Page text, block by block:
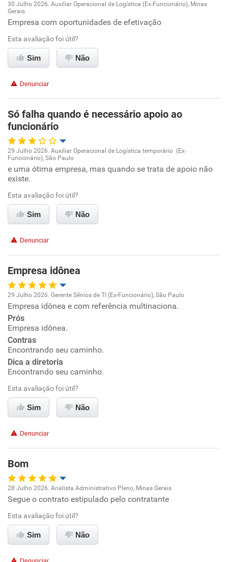
Recomenda a diretoria
Oportunidade de promoção
Ambiente de trabalho
Conciliação com a vida familiar
Recomenda esta empresa
30 Julho 2026. Auxiliar Operacional de Logística (Ex-Funcionário), Minas
Gerais
Empresa com oportunidades de efetivação
Esta avaliação foi útil?
Sim Não
Denunciar
Só falha quando é necessário apoio ao
funcionário
Oportunidade de promoção
Conciliação com a vida familiar
Benefícios
Não recomenda esta empresa
Não recomenda a diretoria
29 Julho 2026. Auxiliar Operacional de Logística temporário (Ex-
Funcionário), São Paulo
e uma ótima empresa, mas quando se trata de apoio não
existe.
Esta avaliação foi útil?
Sim Não
Denunciar
Empresa idônea
Oportunidade de promoção
Ambiente de trabalho
Conciliação com a vida familiar
Recomenda esta empresa
29 Julho 2026. Gerente Sênios de TI (Ex-Funcionário), São Paulo
Empresa idônea e com referência multinaciona.
Prós
Empresa idônea.
Contras
Encontrando seu caminho.
Dica a diretoria
Encontrando seu caminho.
Esta avaliação foi útil?
Sim Não
Denunciar
Bom
Oportunidade de promoção
Ambiente de trabalho
28 Julho 2026. Analista Administrativo Pleno, Minas Gerais
Segue o contrato estipulado pelo contratante
Esta avaliação foi útil?
Sim Não